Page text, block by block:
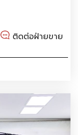
ติดต่อฝ่ายขาย